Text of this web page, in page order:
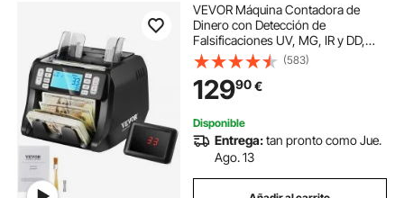
VEVOR Máquina Contadora de
Dinero con Detección de
Falsificaciones UV, MG, IR y DD,
Máquina Contadora de Efectivo en
USD y EUR con Modos de Adición y
Lotes, LCD Grande y Pantalla
Externa
(583)
12990€
Disponible
Entrega:tan pronto como Jue.
Ago. 13